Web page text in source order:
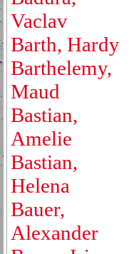
Vaclav
Barth, Hardy
Barthelemy,
Maud
Bastian,
Amelie
Bastian,
Helena
Bauer,
Alexander